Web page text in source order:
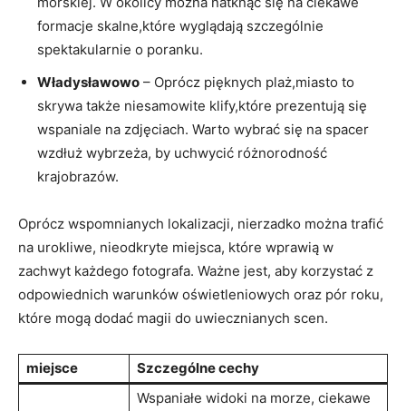
formacje skalne,które wyglądają szczególnie
spektakularnie o poranku.
Władysławowo – Oprócz pięknych plaż,miasto to
skrywa także niesamowite klify,które prezentują się
wspaniale na zdjęciach. Warto wybrać się na spacer
wzdłuż wybrzeża, by uchwycić różnorodność
krajobrazów.
Oprócz wspomnianych lokalizacji, nierzadko można trafić
na urokliwe, nieodkryte miejsca, które wprawią w
zachwyt każdego fotografa. Ważne jest, aby korzystać z
odpowiednich warunków oświetleniowych oraz pór roku,
które mogą dodać magii do uwiecznianych scen.
miejsce Szczególne cechy
Wspaniałe widoki na morze, ciekawe